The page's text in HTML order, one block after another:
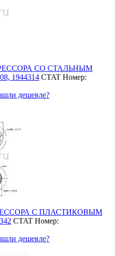
СО СТАЛЬНЫМ
1944314 CTAT Номер:
дешевле?
С ПЛАСТИКОВЫМ
CTAT Номер:
дешевле?